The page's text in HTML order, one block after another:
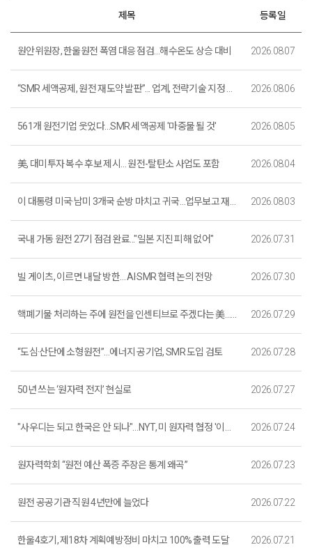
제목 등록일
원안위원장, 한울원전 폭염 대응 점검…해수온도 상승 대비 2026.08.07
“SMR 세액공제, 원전 재도약 발판”... 업계, 전략기술 지정 환영 2026.08.06
561개 원전기업 웃었다…SMR 세액공제 '마중물 될 것' 2026.08.05
美, 대미투자 복수 후보 제시… 원전-탈탄소 사업도 포함 2026.08.04
이 대통령 미국·남미 3개국 순방 마치고 귀국…업무보고 재개 2026.08.03
국내 가동 원전 27기 점검 완료..."일본 지진 피해 없어" 2026.07.31
빌 게이츠, 이르면 내달 방한… AI·SMR 협력 논의 전망 2026.07.30
핵폐기물 처리하는 주에 원전을 인센티브로 주겠다는 美…주민들이 반길까 2026.07.29
“도심·산단에 소형원전”…에너지 공기업, SMR 도입 검토 2026.07.28
50년 쓰는 ‘원자력 전지’ 현실로 2026.07.27
"사우디는 되고 한국은 안 되나"…NYT, 미 원자력 협정 '이중잣대' 지적 2026.07.24
원자력학회 “원전 예산 폭증 주장은 통계 왜곡” 2026.07.23
원전 공공기관 직원 4년만에 늘었다 2026.07.22
한울4호기, 제18차 계획예방정비 마치고 100% 출력 도달 2026.07.21